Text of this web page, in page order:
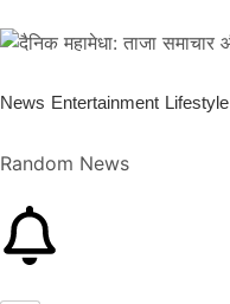
News Entertainment Lifestyle
Random News